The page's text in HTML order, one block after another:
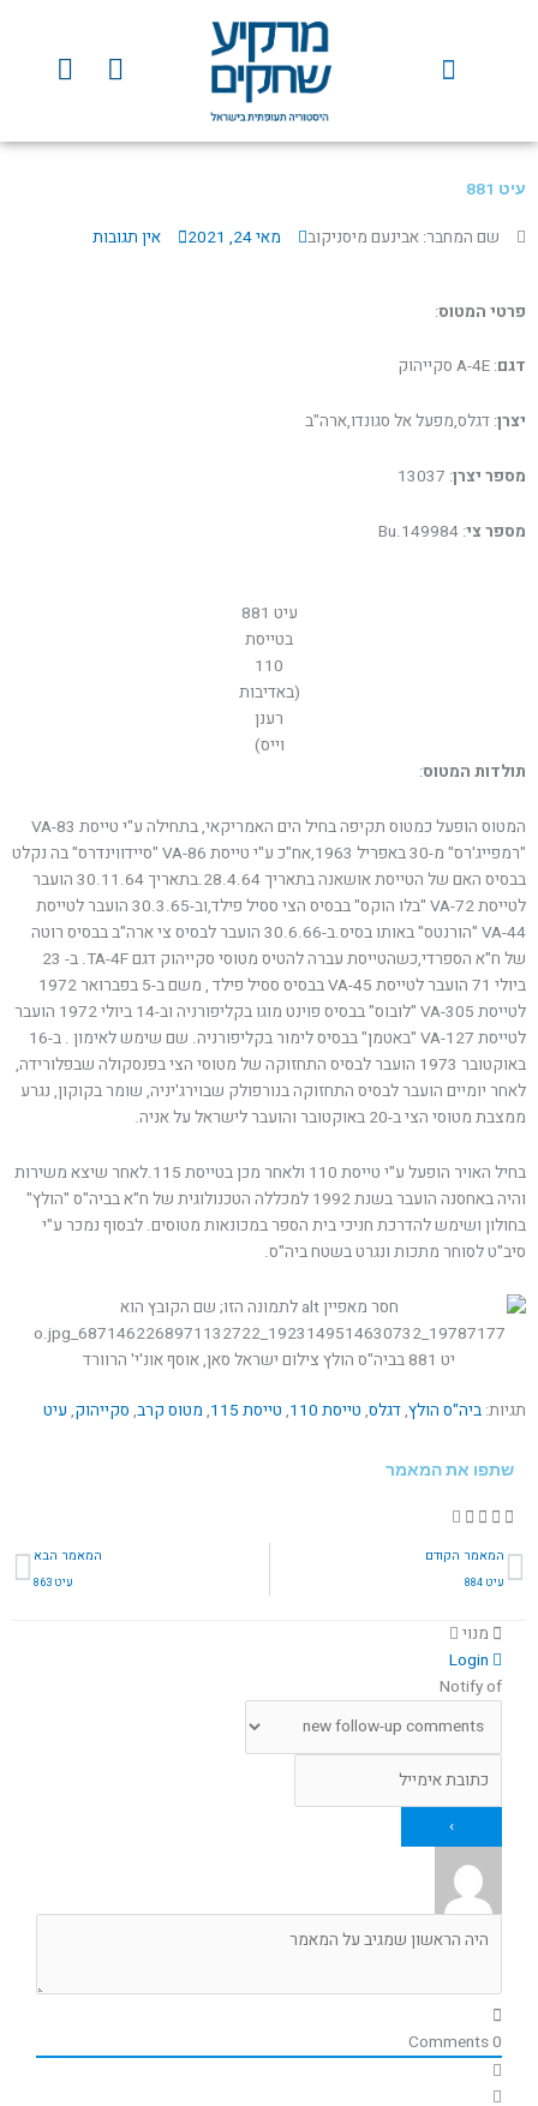
F
a
e
o
Y
o
t
עיט 881
שם המחבר: אבינעם מיסניקוב מאי 24, 2021 אין תגובות
פרטי המטוס:
דגם: A-4E סקייהוק
יצרן: דגלס,מפעל אל סגונדו,ארה"ב
מספר יצרן: 13037
מספר צי: Bu.149984
עיט 881
בטייסת
110
(באדיבות
רענן
וייס)
תולדות המטוס:
המטוס הופעל כמטוס תקיפה בחיל הים האמריקאי, בתחילה ע"י טייסת VA-83
"רמפייג'רס" מ-30 באפריל 1963,אח"כ ע"י טייסת VA-86 "סיידווינדרס" בה נקלט
בבסיס האם של הטייסת אושאנה בתאריך 28.4.64.בתאריך 30.11.64 הועבר
לטייסת VA-72 "בלו הוקס" בבסיס הצי ססיל פילד,וב-30.3.65 הועבר לטייסת
VA-44 "הורנטס" באותו בסיס.ב-30.6.66 הועבר לבסיס צי ארה"ב בבסיס רוטה
של ח"א הספרדי,כשהטייסת עברה להטיס מטוסי סקייהוק דגם TA-4F. ב- 23
ביולי 71 הועבר לטייסת VA-45 בבסיס ססיל פילד , משם ב-5 בפברואר 1972
לטייסת VA-305 "לובוס" בבסיס פוינט מוגו בקליפורניה וב-14 ביולי 1972 הועבר
לטייסת VA-127 "באטמן" בבסיס לימור בקליפורניה. שם שימש לאימון . ב-16
באוקטובר 1973 הועבר לבסיס התחזוקה של מטוסי הצי בפנסקולה שבפלורידה,
לאחר יומיים הועבר לבסיס התחזוקה בנורפולק שבוירג'יניה, שומר בקוקון, נגרע
ממצבת מטוסי הצי ב-20 באוקטובר והועבר לישראל על אניה.
בחיל האויר הופעל ע"י טייסת 110 ולאחר מכן בטייסת 115.לאחר שיצא משירות
והיה באחסנה הועבר בשנת 1992 למכללה הטכנולוגית של ח"א בביה"ס "הולץ"
בחולון ושימש להדרכת חניכי בית הספר במכונאות מטוסים. לבסוף נמכר ע"י
סיב"ט לסוחר מתכות ונגרט בשטח ביה"ס.
יט 881 בביה"ס הולץ צילום ישראל סאן, אוסף אונ'י' הרוורד
תגיות: ביה"ס הולץ,דגלס, טייסת 110 , טייסת 115 , מטוס קרב, סקייהוק, עיט
שתפו את המאמר
קודם
המאמר הקודם
עיט 884
המאמר הבא
עיט 863
מנוי
Notify of
0